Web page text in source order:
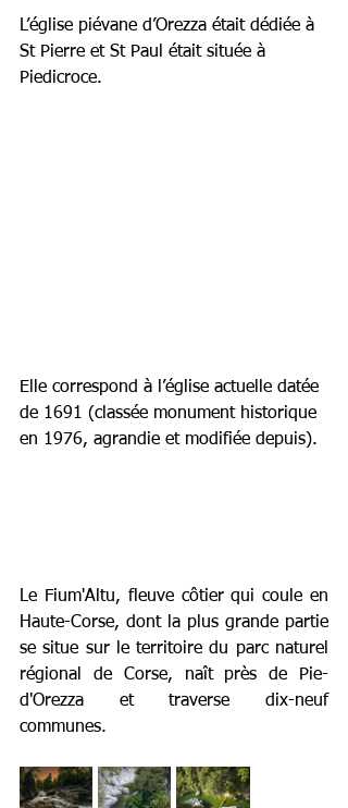
L’église piévane d’Orezza était dédiée à
St Pierre et St Paul était située à
Piedicroce.
Elle correspond à l’église actuelle datée
de 1691 (classée monument historique
en 1976, agrandie et modifiée depuis).
Le Fium'Altu, fleuve côtier qui coule en
Haute-Corse, dont la plus grande partie
se situe sur le territoire du parc naturel
régional de Corse, naît près de Pie-
d'Orezza et traverse dix-neuf
communes.